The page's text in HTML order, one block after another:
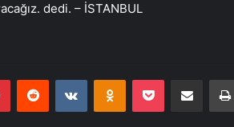
dedi. – İSTANBUL
PinterestReddit VKontakteOdnoklassniki
Pocket E-Posta ile paylaş